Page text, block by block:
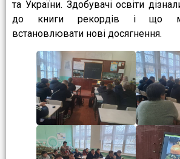
та України. Здобувачі освіти
до книги рекордів і що
встановлювати нові досягнення.